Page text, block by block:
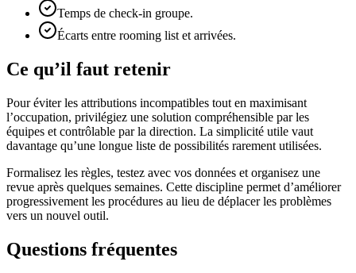
Temps de check-in groupe.
Écarts entre rooming list et arrivées.
Ce qu’il faut retenir
Pour éviter les attributions incompatibles tout en maximisant
l’occupation, privilégiez une solution compréhensible par les
équipes et contrôlable par la direction. La simplicité utile vaut
davantage qu’une longue liste de possibilités rarement utilisées.
Formalisez les règles, testez avec vos données et organisez une
revue après quelques semaines. Cette discipline permet d’améliorer
progressivement les procédures au lieu de déplacer les problèmes
vers un nouvel outil.
Questions fréquentes